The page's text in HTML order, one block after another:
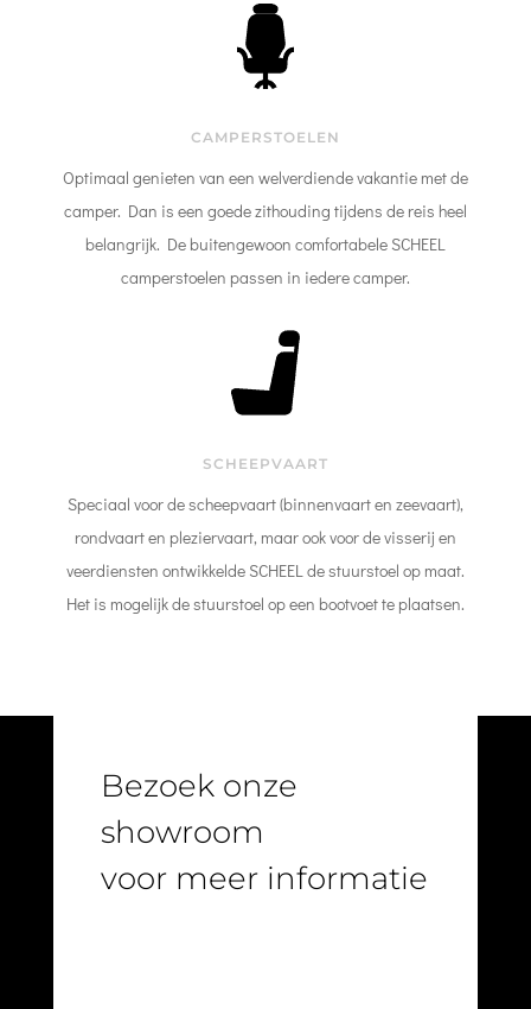
CAMPERSTOELEN
Optimaal genieten van een welverdiende vakantie met de
camper. Dan is een goede zithouding tijdens de reis heel
belangrijk. De buitengewoon comfortabele SCHEEL
camperstoelen passen in iedere camper.
SCHEEPVAART
Speciaal voor de scheepvaart (binnenvaart en zeevaart),
rondvaart en pleziervaart, maar ook voor de visserij en
veerdiensten ontwikkelde SCHEEL de stuurstoel op maat.
Het is mogelijk de stuurstoel op een bootvoet te plaatsen.
Bezoek onze
showroom
voor meer informatie